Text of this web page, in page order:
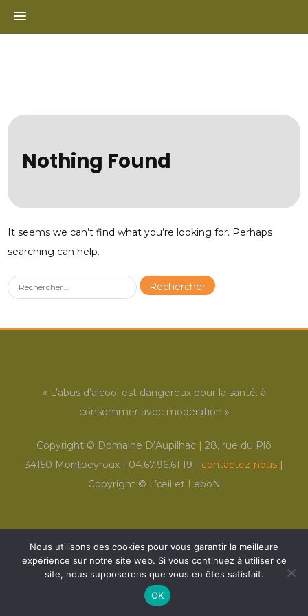
Nothing Found
It seems we can’t find what you’re looking for. Perhaps
searching can help.
Rechercher :
« L’abus d’alcool est dangereux pour la santé. à
consommer avec modération »
Copyright © Domaine D’Aupilhac | 28, rue du Plô
34150 Montpeyroux | 04.67.96.61.19 | contactez-nous |
Copyright © L’œil et LeboN
Nous utilisons des cookies pour vous garantir la meilleure
expérience sur notre site web. Si vous continuez à utiliser ce
site, nous supposerons que vous en êtes satisfait.
OK